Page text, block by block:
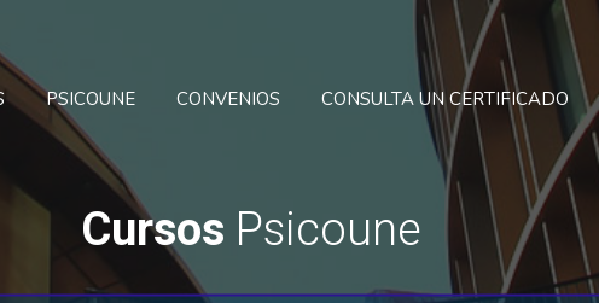
PSICOUNE CONVENIOS CONSULTA UN CERTIFICADO
Cursos Psicoune